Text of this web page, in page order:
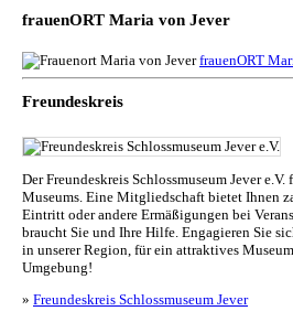
frauenORT Maria von Jever
frauenORT
Freundeskreis
Der Freundeskreis Schlossmuseum Jever
Museums. Eine Mitgliedschaft bietet Ihnen
Eintritt oder andere Ermäßigungen bei
braucht Sie und Ihre Hilfe. Engagieren Sie
in unserer Region, für ein attraktives
Umgebung!
» Freundeskreis Schlossmuseum Jever